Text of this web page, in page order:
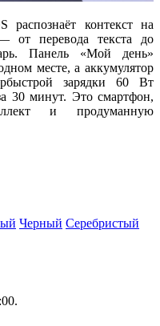
распознаёт контекст на
от перевода текста до
Панель «Мой день»
месте, а аккумулятор
зарядки 60 Вт
30 минут. Это смартфон,
и продуманную
Черный Серебристый